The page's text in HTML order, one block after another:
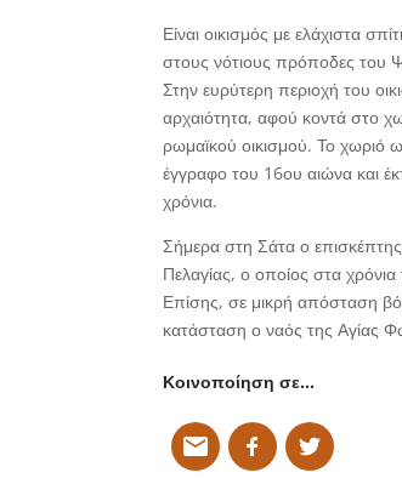
Είναι οικισμός με ελάχιστα
στους νότιους πρόποδες του
Στην ευρύτερη περιοχή του
αρχαιότητα, αφού κοντά στο
ρωμαϊκού οικισμού. Το χωριό
έγγραφο του 16ου αιώνα και
χρόνια.
Σήμερα στη Σάτα ο επισκέπτης
Πελαγίας, ο οποίος στα
Επίσης, σε μικρή απόσταση
κατάσταση ο ναός της Αγίας
Κοινοποίηση σε…